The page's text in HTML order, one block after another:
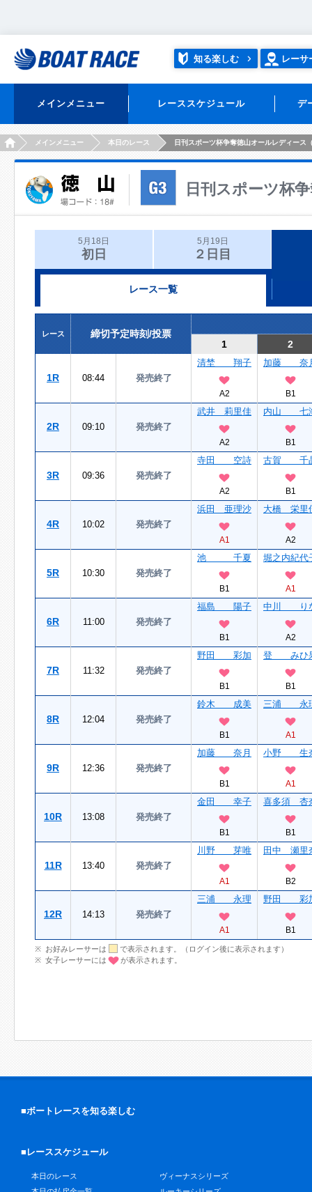
知る楽しむ レーサ
メインメニュー レーススケジュール デ
HOMEメインメニュー 本日のレース 日刊スポーツ杯争奪徳山オールレディース
日刊スポーツ杯
5月18日
初日
5月19日
２日目
レース一覧
レース
締切予定時刻/投票
1
2
1R 08:44 発売終了
清埜 翔子
A2
加藤 奈
B1
2R 09:10 発売終了
武井 莉里佳
A2
内山 七
B1
3R 09:36 発売終了
寺田 空詩
A2
古賀 千
B1
4R 10:02 発売終了
浜田 亜理沙
A1
大橋 栄里
A2
5R 10:30 発売終了
池 千夏
B1
堀之内紀代
A1
6R 11:00 発売終了
福島 陽子
B1
中川 り
A2
7R 11:32 発売終了
野田 彩加
B1
登 みひ
B1
8R 12:04 発売終了
鈴木 成美
B1
三浦 永
A1
9R 12:36 発売終了
加藤 奈月
B1
小野 生
A1
10R 13:08 発売終了
金田 幸子
B1
喜多須 杏
B1
11R 13:40 発売終了
川野 芽唯
A1
田中 瀬里
B2
12R 14:13 発売終了
三浦 永理
A1
野田 彩
B1
お好みレーサーは
で表示されます。（ログイン後に表示されます）
女子レーサーには
が表示されます。
■ボートレースを知る楽しむ
■レーススケジュール
本日のレース
ヴィーナスシリーズ